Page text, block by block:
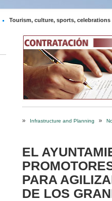
Tourism, culture, sports, celebrations
» Infrastructure and Planning »
EL
PARA
DE LOS